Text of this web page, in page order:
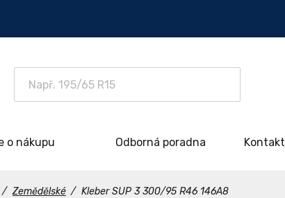
o nákupu Odborná poradna Kontakt
/ Zemědělské / Kleber SUP 3 300/95 R46 146A8